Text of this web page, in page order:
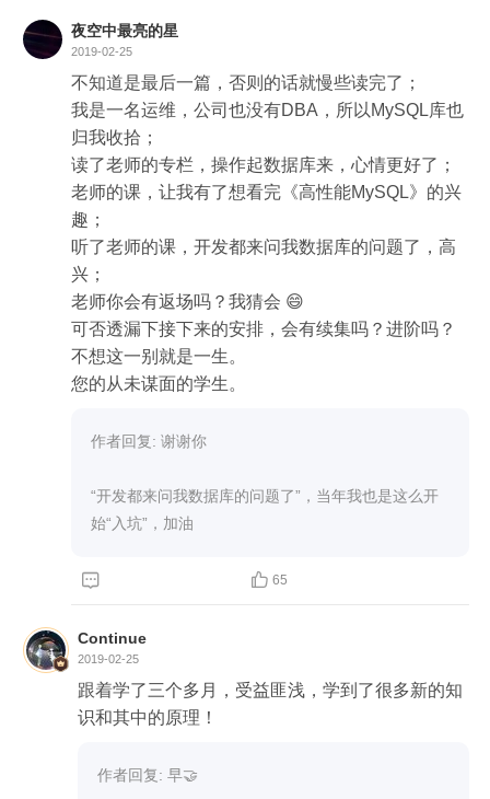
记忆。
https://github.com/zhangkekf/reading-notes/tree/ma
ster/MySQL%E5%AE%9E%E6%88%98
目前才更新到了39小节，当然会持续更新，如果有
时间会做成动画。再次感谢林老师！
夜空中最亮的星
2019-02-25
不知道是最后一篇，否则的话就慢些读完了；
我是一名运维，公司也没有DBA，所以MySQL库也
归我收拾；
读了老师的专栏，操作起数据库来，心情更好了；
老师的课，让我有了想看完《高性能MySQL》的兴
趣；
听了老师的课，开发都来问我数据库的问题了，高
兴；
老师你会有返场吗？我猜会 😄
可否透漏下接下来的安排，会有续集吗？进阶吗？
不想这一别就是一生。
您的从未谋面的学生。
作者回复: 谢谢你
“开发都来问我数据库的问题了”，当年我也是这么开
始“入坑”，加油
  65
Continue
2019-02-25
跟着学了三个多月，受益匪浅，学到了很多新的知
识和其中的原理！
作者回复: 早🤝